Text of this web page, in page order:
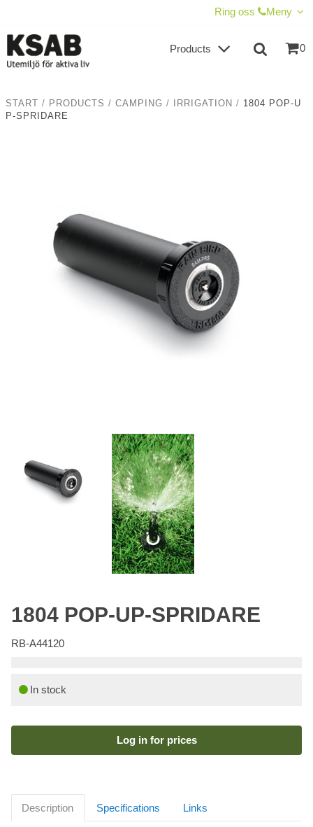
Ring oss Meny
0
Products
START / PRODUCTS / CAMPING / IRRIGATION / 1804 POP-U
P-SPRIDARE
1804 POP-UP-SPRIDARE
RB-A44120
In stock
Log in for prices
Description Specifications Links
CHECKOUT